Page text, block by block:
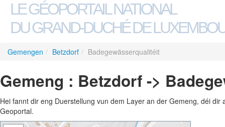
LE GÉOPORTAIL NATIONAL
DU GRAND-DUCHÉ DE
Gemengen / Betzdorf / Badegewässerqualitéit
Gemeng : Betzdorf ->
Hei fannt dir eng Duerstellung vun dem Layer an der Gemeng, déi
Geoportal.